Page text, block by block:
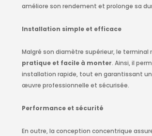
améliore son rendement et prolonge sa
Installation simple et efficace
Malgré son diamètre supérieur, le terminal
pratique et facile à monter. Ainsi, il
installation rapide, tout en garantissant
œuvre professionnelle et sécurisée.
Performance et sécurité
En outre, la conception concentrique